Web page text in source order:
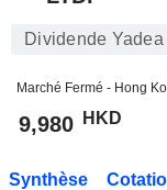
Dividende
Marché Fermé - Hong
9,980 HKD
Synthèse